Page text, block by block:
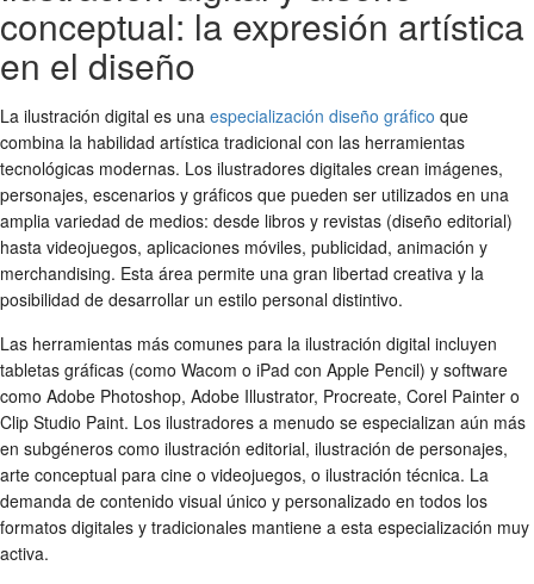
conceptual: la expresión artística
en el diseño
La ilustración digital es una especialización diseño gráfico que
combina la habilidad artística tradicional con las herramientas
tecnológicas modernas. Los ilustradores digitales crean imágenes,
personajes, escenarios y gráficos que pueden ser utilizados en una
amplia variedad de medios: desde libros y revistas (diseño editorial)
hasta videojuegos, aplicaciones móviles, publicidad, animación y
merchandising. Esta área permite una gran libertad creativa y la
posibilidad de desarrollar un estilo personal distintivo.
Las herramientas más comunes para la ilustración digital incluyen
tabletas gráficas (como Wacom o iPad con Apple Pencil) y software
como Adobe Photoshop, Adobe Illustrator, Procreate, Corel Painter o
Clip Studio Paint. Los ilustradores a menudo se especializan aún más
en subgéneros como ilustración editorial, ilustración de personajes,
arte conceptual para cine o videojuegos, o ilustración técnica. La
demanda de contenido visual único y personalizado en todos los
formatos digitales y tradicionales mantiene a esta especialización muy
activa.